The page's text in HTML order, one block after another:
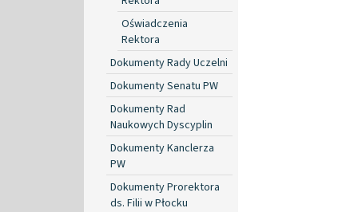
Oświadczenia
Rektora
Dokumenty Rady Uczelni
Dokumenty Senatu PW
Dokumenty Rad
Naukowych Dyscyplin
Dokumenty Kanclerza
PW
Dokumenty Prorektora
ds. Filii w Płocku